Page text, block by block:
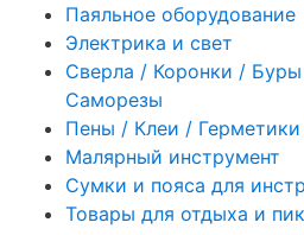
Паяльное оборудование
Электрика и свет
Сверла / Коронки /
Саморезы
Пены / Клеи /
Малярный инструмент
Сумки и пояса для
Товары для отдыха и